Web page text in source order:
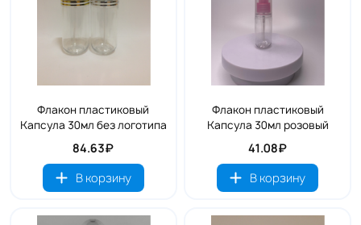
Флакон пластиковый
Капсула 30мл без логотипа
84.63₽
В корзину
Флакон пластиковый
Капсула 30мл розовый
41.08₽
В корзину